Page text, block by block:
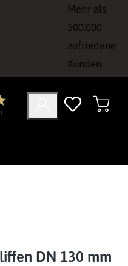
Mehr als
500.000
zufriedene
Kunden
DN 130 mm